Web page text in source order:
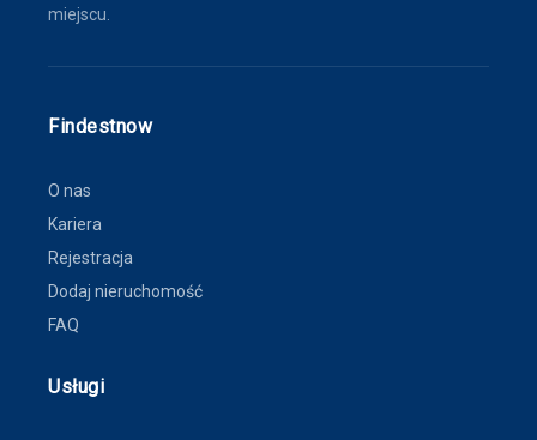
miejscu.
Findestnow
O nas
Kariera
Rejestracja
Dodaj nieruchomość
FAQ
Usługi